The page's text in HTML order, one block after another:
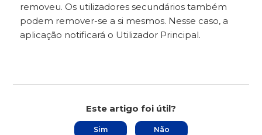
removeu. Os utilizadores secundários também
podem remover-se a si mesmos. Nesse caso, a
aplicação notificará o Utilizador Principal.
Este artigo foi útil?
Sim Não